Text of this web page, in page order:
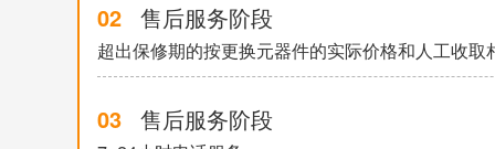
02 售后服务阶段
超出保修期的按更换元器件的实际价格和人工收取
03 售后服务阶段